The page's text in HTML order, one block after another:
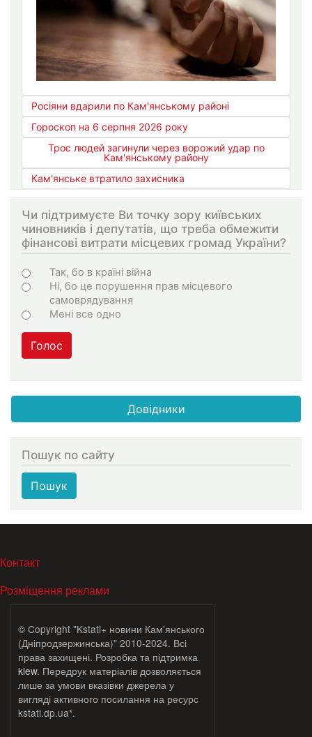
Росіяни вдарили по Кам'янському районі
Гороскоп на 6 серпня 2026 року
Троє людей загинули через ворожий удар по
Кам'янському району
Кам'янське втратило захисника
Чи підтримуєте Ви точку зору київських
чиновників і депутатів, що треба обмежити
фінансові витрати місцевих громад України?
Варіанти
Так, бо в країні війна
Ні, бо це порушення прав місцевого
самоврядування
Мені все одно
Голос
Довідники
Пошук по сайту
Пошук
МЕНЮ В ПОДВАЛЕ
Контакт
Розміщення реклами
© Copyright "Kstati+ новини Кам'янського
(Дніпродзержинська)" 2010-2024. Всі
права захищені. Розробка та підтримка
klew. Передрук матеріалів дозволяється
лише за умови вказівки джерела у
вигляді активного посилання на ресурс
kstati.dp.ua*.